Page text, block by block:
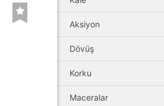
Aksiyon
Dövüş
Korku
Maceralar